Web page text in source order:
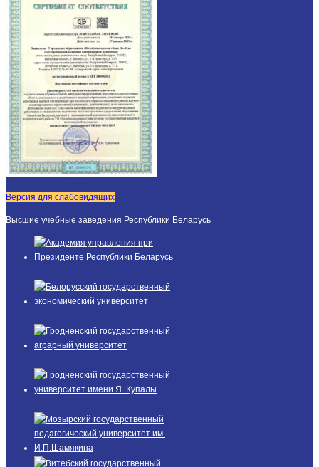
Версия для слабовидящих
Высшие учебные заведения Республики Беларусь